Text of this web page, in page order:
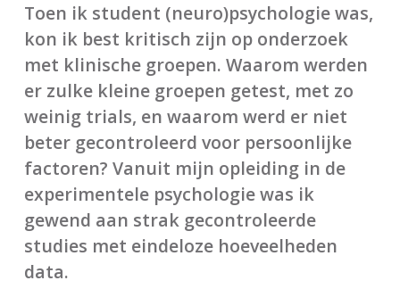
Toen ik student (neuro)psychologie was,
kon ik best kritisch zijn op onderzoek
met klinische groepen. Waarom werden
er zulke kleine groepen getest, met zo
weinig trials, en waarom werd er niet
beter gecontroleerd voor persoonlijke
factoren? Vanuit mijn opleiding in de
experimentele psychologie was ik
gewend aan strak gecontroleerde
studies met eindeloze hoeveelheden
data.